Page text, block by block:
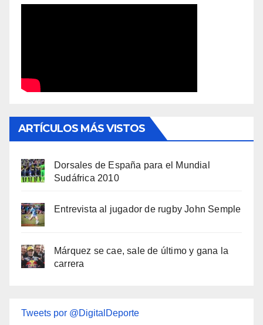
ARTÍCULOS MÁS VISTOS
Dorsales de España para el Mundial
Sudáfrica 2010
Entrevista al jugador de rugby John Semple
Márquez se cae, sale de último y gana la
carrera
Tweets por @DigitalDeporte